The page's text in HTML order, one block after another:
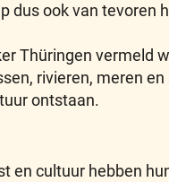
dus ook van tevoren
Thüringen vermeld
rivieren, meren
ontstaan.
cultuur hebben